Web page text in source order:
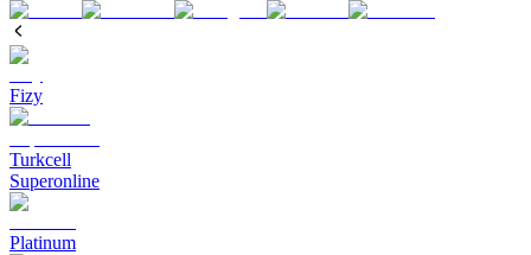
Fizy
Turkcell
Superonline
Platinum